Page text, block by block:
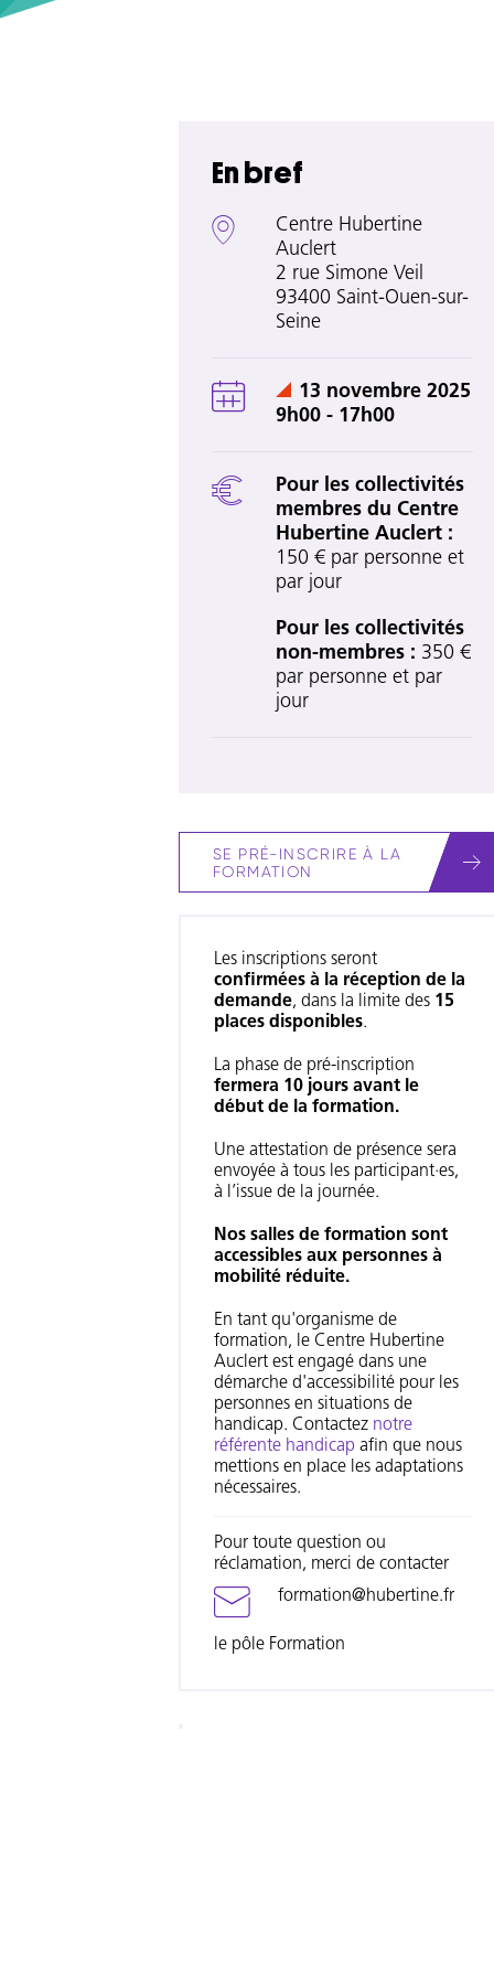
En bref
Centre Hubertine
Auclert
2 rue Simone Veil
93400 Saint-Ouen-sur-
Seine
13 novembre 2025
9h00 - 17h00
Pour les collectivités
membres du Centre
Hubertine Auclert :
150 € par personne et
par jour
Pour les collectivités
non-membres : 350 €
par personne et par
jour
SE PRÉ-INSCRIRE À LA
FORMATION
Les inscriptions seront
confirmées à la réception de la
demande, dans la limite des 15
places disponibles.
La phase de pré-inscription
fermera 10 jours avant le
début de la formation.
Une attestation de présence sera
envoyée à tous les participant·es,
à l’issue de la journée.
Nos salles de formation sont
accessibles aux personnes à
mobilité réduite.
En tant qu'organisme de
formation, le Centre Hubertine
Auclert est engagé dans une
démarche d'accessibilité pour les
personnes en situations de
handicap. Contactez notre
référente handicap afin que nous
mettions en place les adaptations
nécessaires.
Pour toute question ou
réclamation, merci de contacter
formation@hubertine.fr
le pôle Formation